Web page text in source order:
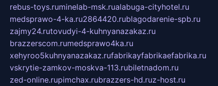
rebus-toys.ruminelab-msk.rualabuga-cityhotel.ru
medsprawo-4-ka.ru2864420.rublagodarenie-spb.ru
zajmy24.rutovudyi-4-kuhnyanazakaz.ru
brazzerscom.rumedsprawo4ka.ru
xehyroo5kuhnyanazakaz.rufabrikayfabrikaefabrika.ru
vskrytie-zamkov-moskva-113.rubiletnadom.ru
zed-online.rupimchax.rubrazzers-hd.ruz-host.ru